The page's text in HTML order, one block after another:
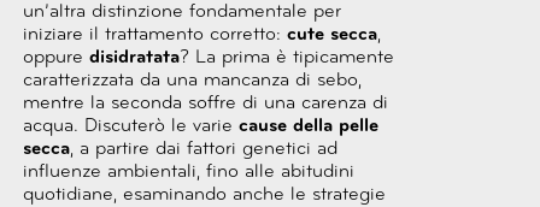
un’altra distinzione fondamentale per
iniziare il trattamento corretto: cute secca,
oppure disidratata? La prima è tipicamente
caratterizzata da una mancanza di sebo,
mentre la seconda soffre di una carenza di
acqua. Discuterò le varie cause della pelle
secca, a partire dai fattori genetici ad
influenze ambientali, fino alle abitudini
quotidiane, esaminando anche le strategie